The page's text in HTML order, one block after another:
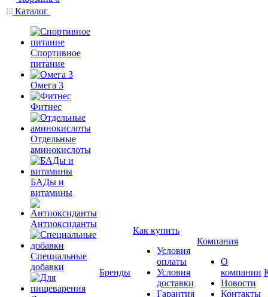
Каталог
Спортивное
питание
Омега 3
Фитнес
Отдельные
аминокислоты
БАДы и
витамины
Антиоксиданты
Специальные
добавки
Бренды
Как купить
Условия
оплаты
Условия
доставки
Гарантия
Компания
О
компании
Новости
Контакты